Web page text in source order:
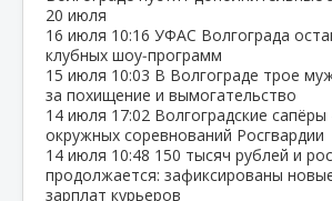
20 июля
16 июля 10:16 УФАС Волгограда
клубных шоу‑программ
15 июля 10:03 В Волгограде трое
за похищение и вымогательство
14 июля 17:02 Волгоградские
окружных соревнований Росгвардии
14 июля 10:48 150 тысяч рублей и
продолжается: зафиксированы
зарплат курьеров